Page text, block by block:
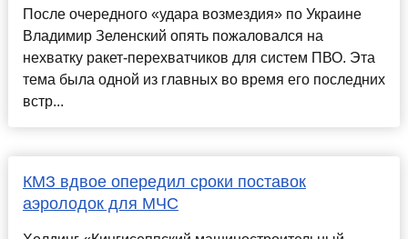
После очередного «удара возмездия» по Украине
Владимир Зеленский опять пожаловался на
нехватку ракет-перехватчиков для систем ПВО. Эта
тема была одной из главных во время его последних
встр...
КМЗ вдвое опередил сроки поставок
аэролодок для МЧС